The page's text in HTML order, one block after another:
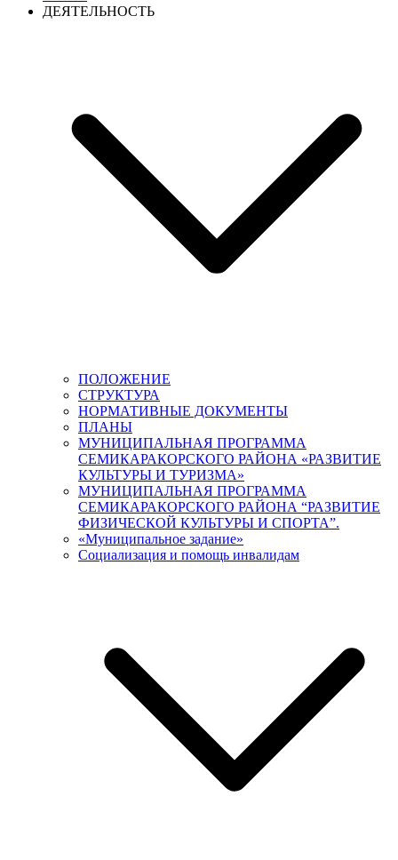
ДЕЯТЕЛЬНОСТЬ
ПОЛОЖЕНИЕ
СТРУКТУРА
НОРМАТИВНЫЕ ДОКУМЕНТЫ
ПЛАНЫ
МУНИЦИПАЛЬНАЯ ПРОГРАММА
СЕМИКАРАКОРСКОГО РАЙОНА «РАЗВИТИЕ
КУЛЬТУРЫ И ТУРИЗМА»
МУНИЦИПАЛЬНАЯ ПРОГРАММА
СЕМИКАРАКОРСКОГО РАЙОНА “РАЗВИТИЕ
ФИЗИЧЕСКОЙ КУЛЬТУРЫ И СПОРТА”.
«Муниципальное задание»
Социализация и помощь инвалидам